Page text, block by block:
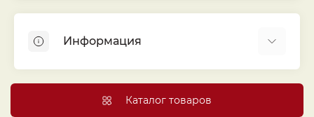
Монеты
Банкноты
Листы для монет
Капсулы и холдеры
Информация
Каталог товаров